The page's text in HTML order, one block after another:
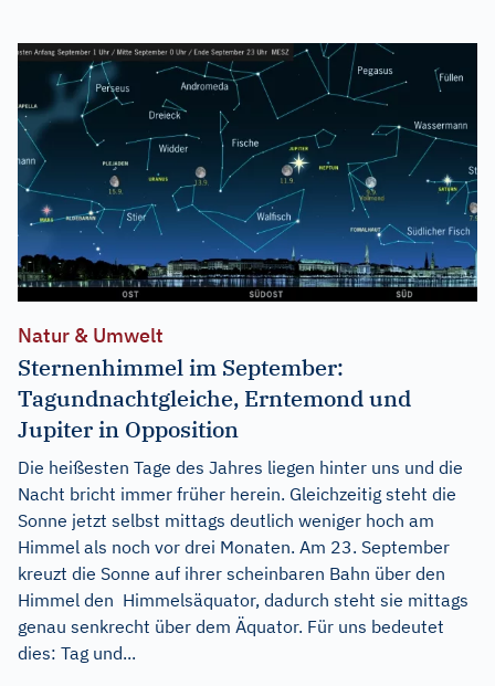
Natur & Umwelt
Sternenhimmel im September:
Tagundnachtgleiche, Erntemond und
Jupiter in Opposition
Die heißesten Tage des Jahres liegen hinter uns und die
Nacht bricht immer früher herein. Gleichzeitig steht die
Sonne jetzt selbst mittags deutlich weniger hoch am
Himmel als noch vor drei Monaten. Am 23. September
kreuzt die Sonne auf ihrer scheinbaren Bahn über den
Himmel den Himmelsäquator, dadurch steht sie mittags
genau senkrecht über dem Äquator. Für uns bedeutet
dies: Tag und...